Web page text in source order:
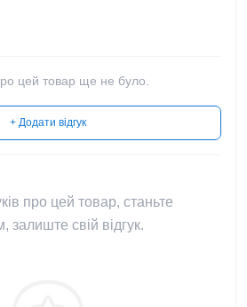
цей товар ще не було.
+ Додати відгук
про цей товар, станьте
залиште свій відгук.